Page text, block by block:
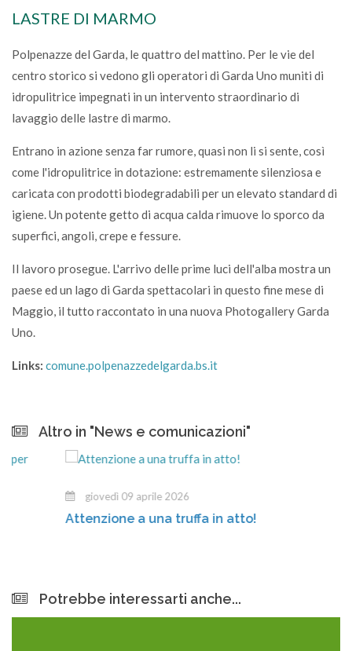
LASTRE DI MARMO
Polpenazze del Garda, le quattro del mattino. Per le vie del
centro storico si vedono gli operatori di Garda Uno muniti di
idropulitrice impegnati in un intervento straordinario di
lavaggio delle lastre di marmo.
Entrano in azione senza far rumore, quasi non li si sente, così
come l'idropulitrice in dotazione: estremamente silenziosa e
caricata con prodotti biodegradabili per un elevato standard di
igiene. Un potente getto di acqua calda rimuove lo sporco da
superfici, angoli, crepe e fessure.
Il lavoro prosegue. L'arrivo delle prime luci dell'alba mostra un
paese ed un lago di Garda spettacolari in questo fine mese di
Maggio, il tutto raccontato in una nuova Photogallery Garda
Uno.
Links: comune.polpenazzedelgarda.bs.it
Altro in "News e comunicazioni"
giovedì 09 aprile 2026
Attenzione a una truffa in atto!
Potrebbe interessarti anche...